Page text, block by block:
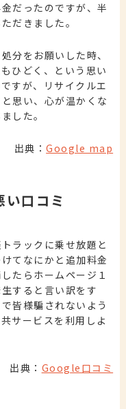
だったのですが、半
だきました。
分をお願いした時、
ひどく、という思い
すが、リサイクルエ
思い、心が温かくな
した。
出典：Google map
い口コミ
ラックに乗せ放題と
てなにかと追加料金
たらホームページ１
すると言い訳をす
皆様騙されないよう
サービスを利用しよ
出典： Google口コミ